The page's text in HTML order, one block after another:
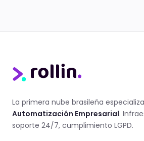
La primera nube brasileña
Automatización Empresarial.
soporte 24/7, cumplimiento LGPD.